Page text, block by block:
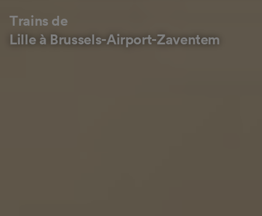
Trains de
Lille à Brussels-Airport-Zaventem